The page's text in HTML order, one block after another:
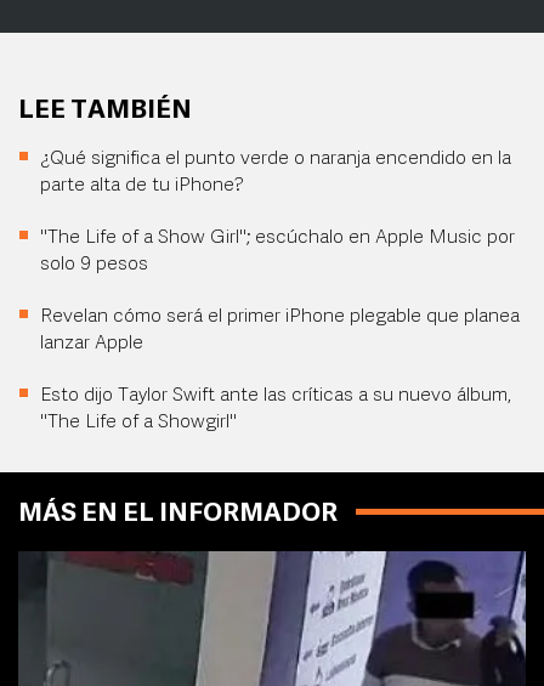
LEE TAMBIÉN
¿Qué significa el punto verde o naranja encendido en la
parte alta de tu iPhone?
"The Life of a Show Girl"; escúchalo en Apple Music por
solo 9 pesos
Revelan cómo será el primer iPhone plegable que planea
lanzar Apple
Esto dijo Taylor Swift ante las críticas a su nuevo álbum,
"The Life of a Showgirl"
MÁS EN EL INFORMADOR